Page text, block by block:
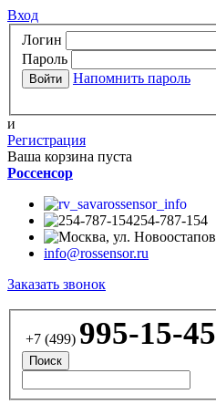
Вход
Логин
Пароль
Напомнить пароль
и
Регистрация
Ваша корзина пуста
Россенсор
rossensor_info
254-787-154
info@rossensor.ru
Заказать звонок
+7 (499) 995-15-45